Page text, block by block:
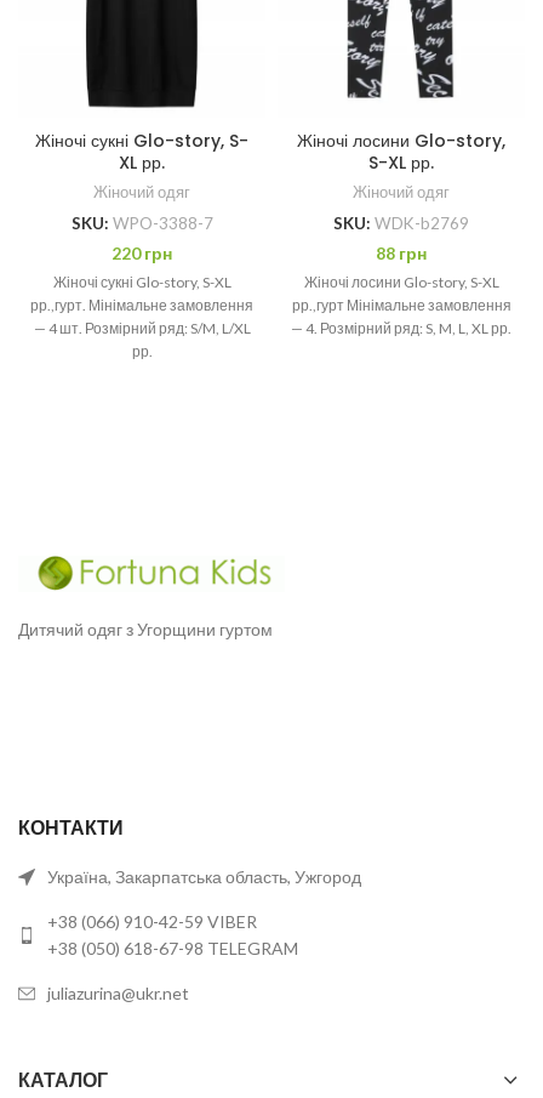
Жіночі сукні Glo-story, S-
XL рр.
Жіночий одяг
SKU: WPO-3388-7
220грн
Жіночі сукні Glo-story, S-XL
рр.,гурт. Мінімальне замовлення
— 4 шт. Розмірний ряд: S/M, L/XL
рр.
Жіночі лосини Glo-story,
S-XL рр.
Жіночий одяг
SKU: WDK-b2769
88 грн
Жіночі лосини Glo-story, S-XL
рр.,гурт Мінімальне замовлення
— 4. Розмірний ряд: S, M, L, XL рр.
Дитячий одяг з Угорщини гуртом
КОНТАКТИ
Україна, Закарпатська область, Ужгород
+38 (066) 910-42-59 VIBER
+38 (050) 618-67-98 TELEGRAM
juliazurina@ukr.net
КАТАЛОГ